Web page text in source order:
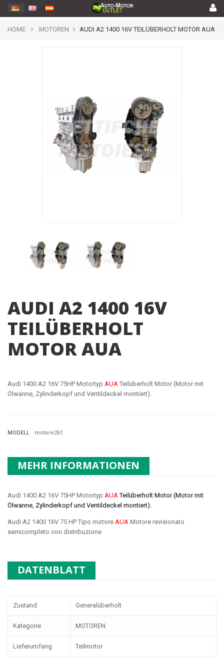
HOME MOTOREN AUDI A2 1400 16V TEILÜBERHOLT MOTOR AUA
AUDI A2 1400 16V
TEILÜBERHOLT
MOTOR AUA
Audi 1400 A2 16V 75HP Motortyp AUA Teilüberholt Motor (Motor mit
Ölwanne, Zylinderkopf und Ventildeckel montiert).
MODELL motore261
MEHR INFORMATIONEN
Audi 1400 A2 16V 75HP Motortyp AUATeilüberholt Motor (Motor mit
Ölwanne, Zylinderkopf und Ventildeckel montiert).
Audi A2 1400 16V 75 HP Tipo motore AUA Motore revisionato
semicompleto con distribuzione
DATENBLATT
Zustand Generalüberholt
Kategorie MOTOREN
Lieferumfang Teilmotor